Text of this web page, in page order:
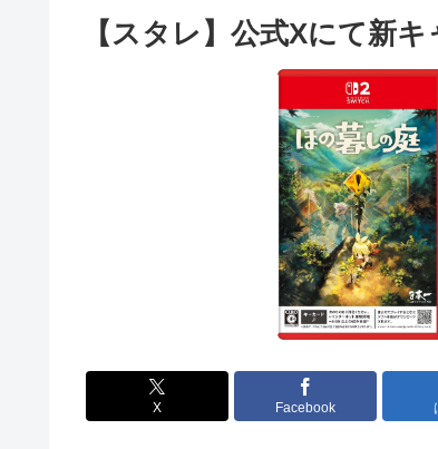
【スタレ】公式Xにて新
X Facebook